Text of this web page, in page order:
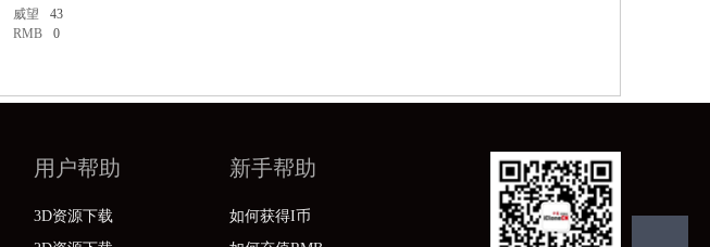
威望
43
RMB
0
用户帮助
3D资源下载
新手帮助
如何获得I币